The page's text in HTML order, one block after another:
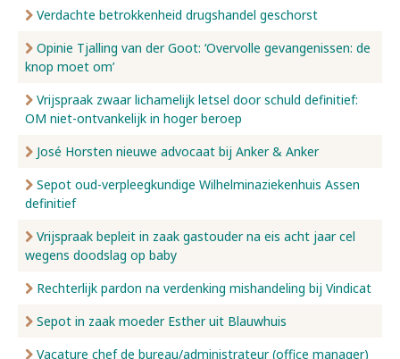
Verdachte betrokkenheid drugshandel geschorst
Opinie Tjalling van der Goot: ‘Overvolle gevangenissen: de
knop moet om’
Vrijspraak zwaar lichamelijk letsel door schuld definitief:
OM niet-ontvankelijk in hoger beroep
José Horsten nieuwe advocaat bij Anker & Anker
Sepot oud-verpleegkundige Wilhelminaziekenhuis Assen
definitief
Vrijspraak bepleit in zaak gastouder na eis acht jaar cel
wegens doodslag op baby
Rechterlijk pardon na verdenking mishandeling bij Vindicat
Sepot in zaak moeder Esther uit Blauwhuis
Vacature chef de bureau/administrateur (office manager)